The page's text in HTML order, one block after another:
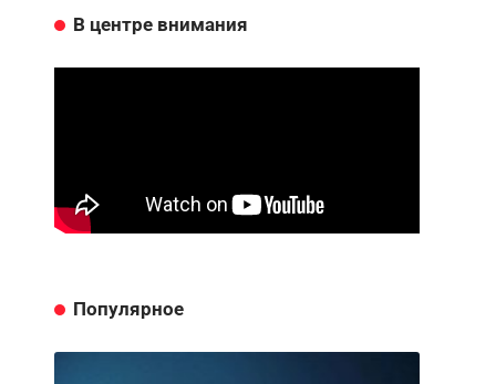
В центре внимания
Популярное